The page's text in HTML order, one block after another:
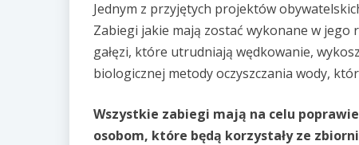
Jednym z przyjętych projektów
Zabiegi jakie mają zostać wykonane w jego
gałęzi, które utrudniają wędkowanie,
biologicznej metody oczyszczania wody,
Wszystkie zabiegi mają na celu
osobom, które będą korzystały ze